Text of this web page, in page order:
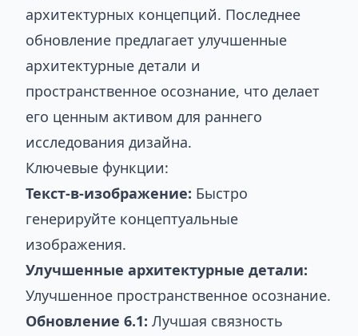
архитектурных концепций. Последнее
обновление предлагает улучшенные
архитектурные детали и
пространственное осознание, что делает
его ценным активом для раннего
исследования дизайна.
Ключевые функции:
Текст-в-изображение: Быстро
генерируйте концептуальные
изображения.
Улучшенные архитектурные детали:
Улучшенное пространственное осознание.
Обновление 6.1: Лучшая связность